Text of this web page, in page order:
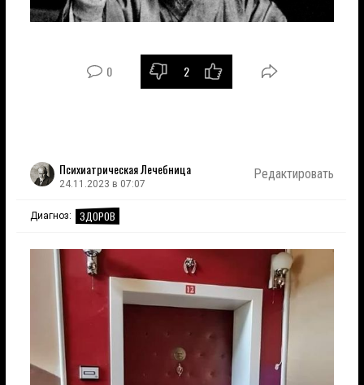
0 2
Психиатрическая Лечебница
24.11.2023 в 07:07
Редактировать
Диагноз: ЗДОРОВ